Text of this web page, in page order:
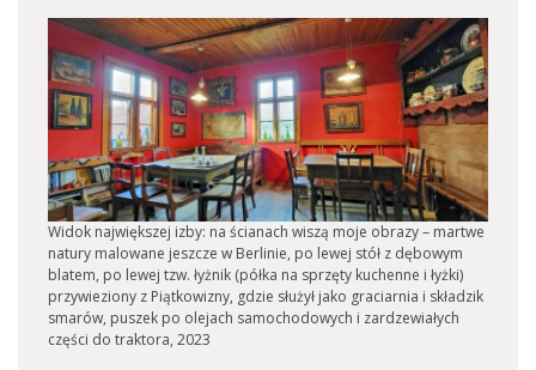
Widok największej izby: na ścianach wiszą moje obrazy – martwe
natury malowane jeszcze w Berlinie, po lewej stół z dębowym
blatem, po lewej tzw. łyżnik (półka na sprzęty kuchenne i łyżki)
przywieziony z Piątkowizny, gdzie służył jako graciarnia i składzik
smarów, puszek po olejach samochodowych i zardzewiałych
części do traktora, 2023